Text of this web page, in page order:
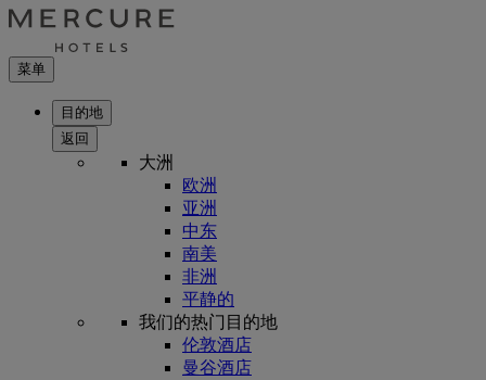
菜单
目的地
返回
大洲
欧洲
亚洲
中东
南美
非洲
平静的
我们的热门目的地
伦敦酒店
曼谷酒店